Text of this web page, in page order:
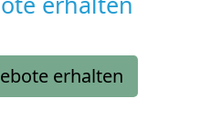
erhalten